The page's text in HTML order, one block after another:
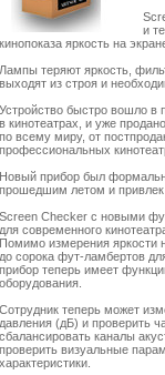
и
кинопоказа яркость на
Лампы теряют яркость,
выходят из строя и
Устройство быстро вошло в
в кинотеатрах, и уже
по всему миру, от
профессиональных
Новый прибор был
прошедшим летом и привлек
Screen Checker с новыми
для современного
Помимо измерения яркости
до сорока фут-ламбертов
прибор теперь имеет
оборудования.
Сотрудник теперь может
давления (дБ) и проверить
сбалансировать каналы
проверить визуальные
характеристики.